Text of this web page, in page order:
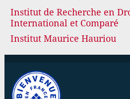
Institut de Recherche en
International et Comparé
Institut Maurice Hauriou